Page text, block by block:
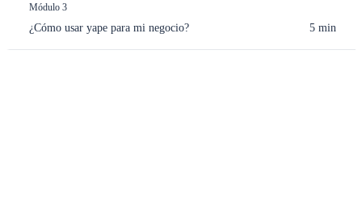
Módulo 3
¿Cómo usar yape para mi negocio? 5 min